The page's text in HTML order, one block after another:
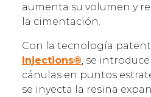
aumenta su volumen y
la cimentación.
Con la tecnología
Injections® , se
cánulas en puntos
se inyecta la resina